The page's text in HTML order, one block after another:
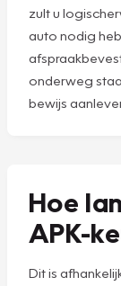
zult u
auto nodig
onderweg
bewijs
Hoe
APK-
Dit is